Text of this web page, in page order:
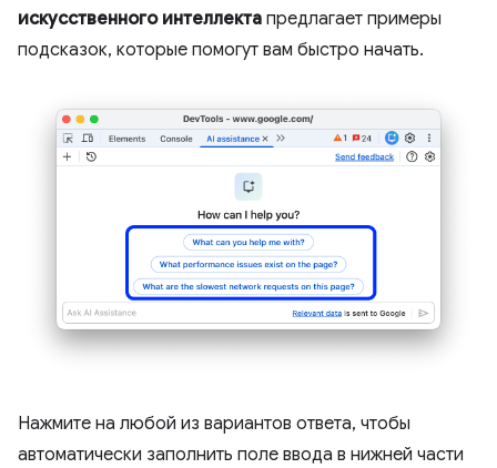
искусственного интеллекта предлагает примеры
подсказок, которые помогут вам быстро начать.
Нажмите на любой из вариантов ответа, чтобы
автоматически заполнить поле ввода в нижней части